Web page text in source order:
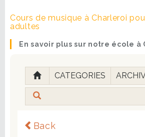
Cours de musique à Charleroi
adultes
En savoir plus sur notre école à
CATEGORIES
Back